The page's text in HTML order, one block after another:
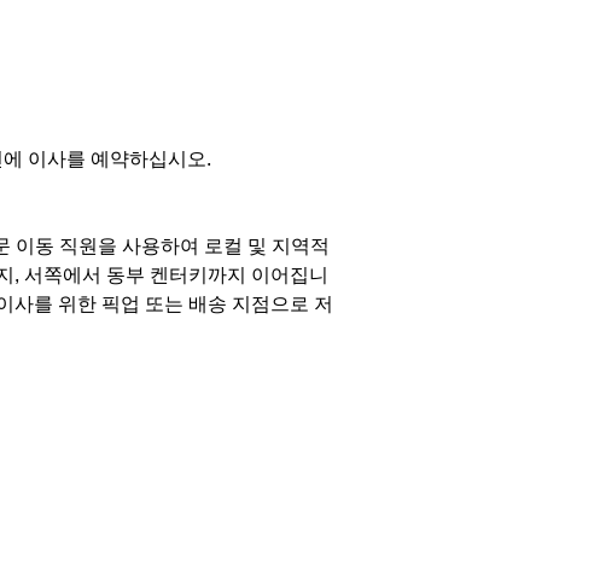
이사를 예약하십시오.
이동 직원을 사용하여 로컬 및 지역적
서쪽에서 동부 켄터키까지 이어집니
사를 위한 픽업 또는 배송 지점으로 저